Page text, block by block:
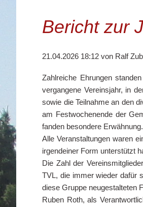
Bericht zur
21.04.2026 18:12 von Ralf
Zahlreiche Ehrungen
vergangene Vereinsjahr, in
sowie die Teilnahme an den
am Festwochenende der
fanden besondere
Alle Veranstaltungen waren
irgendeiner Form unterstützt
Die Zahl der
TVL, die immer wieder dafür
diese Gruppe neugestalteten
Ruben Roth, als